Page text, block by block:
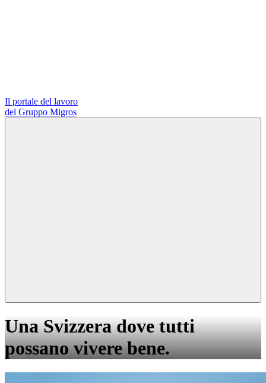
Il portale del lavoro
del Gruppo Migros
Una Svizzera dove tutti
possano vivere bene.